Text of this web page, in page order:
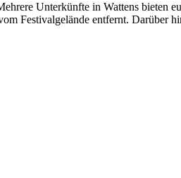
Unterkünfte in Wattens bieten
Festivalgelände entfernt. Darüber